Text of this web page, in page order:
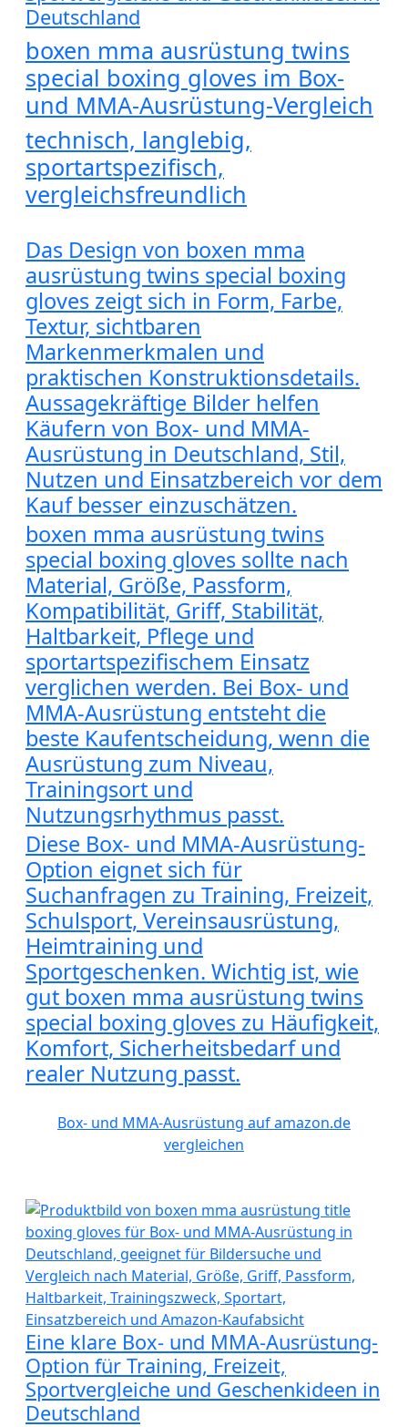
Deutschland
boxen mma ausrüstung twins
special boxing gloves im Box-
und MMA-Ausrüstung-Vergleich
technisch, langlebig,
sportartspezifisch,
vergleichsfreundlich
Das Design von boxen mma
ausrüstung twins special boxing
gloves zeigt sich in Form, Farbe,
Textur, sichtbaren
Markenmerkmalen und
praktischen Konstruktionsdetails.
Aussagekräftige Bilder helfen
Käufern von Box- und MMA-
Ausrüstung in Deutschland, Stil,
Nutzen und Einsatzbereich vor dem
Kauf besser einzuschätzen.
boxen mma ausrüstung twins
special boxing gloves sollte nach
Material, Größe, Passform,
Kompatibilität, Griff, Stabilität,
Haltbarkeit, Pflege und
sportartspezifischem Einsatz
verglichen werden. Bei Box- und
MMA-Ausrüstung entsteht die
beste Kaufentscheidung, wenn die
Ausrüstung zum Niveau,
Trainingsort und
Nutzungsrhythmus passt.
Diese Box- und MMA-Ausrüstung-
Option eignet sich für
Suchanfragen zu Training, Freizeit,
Schulsport, Vereinsausrüstung,
Heimtraining und
Sportgeschenken. Wichtig ist, wie
gut boxen mma ausrüstung twins
special boxing gloves zu Häufigkeit,
Komfort, Sicherheitsbedarf und
realer Nutzung passt.
Box- und MMA-Ausrüstung auf amazon.de
vergleichen
Eine klare Box- und MMA-Ausrüstung-
Option für Training, Freizeit,
Sportvergleiche und Geschenkideen in
Deutschland